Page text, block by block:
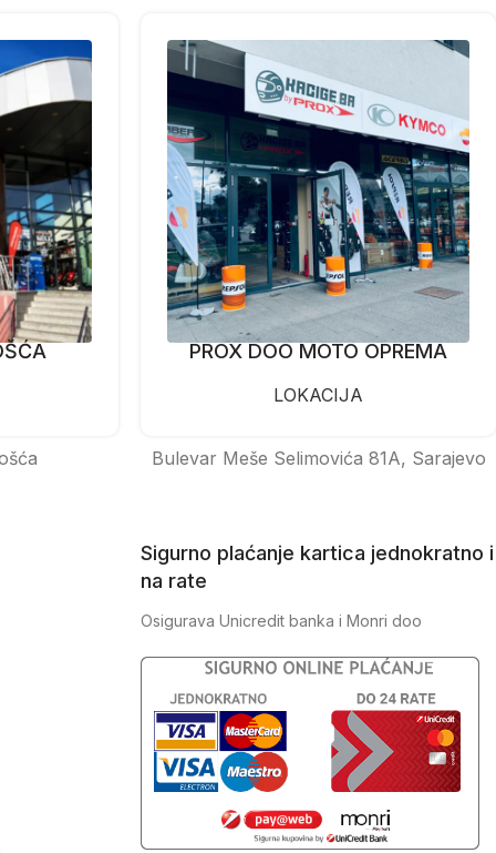
PROX DOO MOTO OPREMA
LOKACIJA
Bulevar Meše Selimovića 81A, Sarajevo
Sigurno plaćanje kartica jednokratno i
na rate
Osigurava Unicredit banka i Monri doo